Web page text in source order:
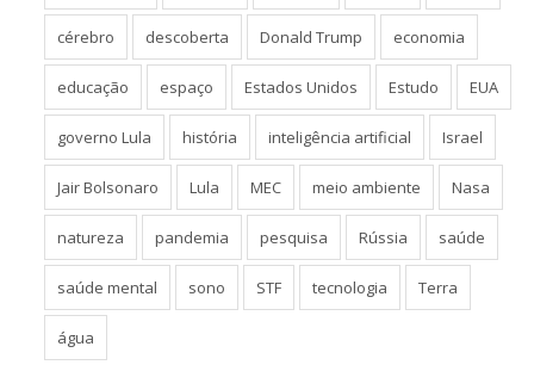
cérebro descoberta Donald Trump economia
educação espaço Estados Unidos Estudo EUA
governo Lula história inteligência artificial Israel
Jair Bolsonaro Lula MEC meio ambiente Nasa
natureza pandemia pesquisa Rússia saúde
saúde mental sono STF tecnologia Terra
água